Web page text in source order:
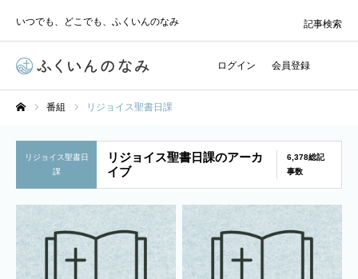
いつでも、どこでも、ふくいんのなみ
ログイン 会員登録
記事検索
番組 リジョイス聖書日課
リジョイス聖書日
課
リジョイス聖書日課のアーカ
イブ
6,378総記
事数